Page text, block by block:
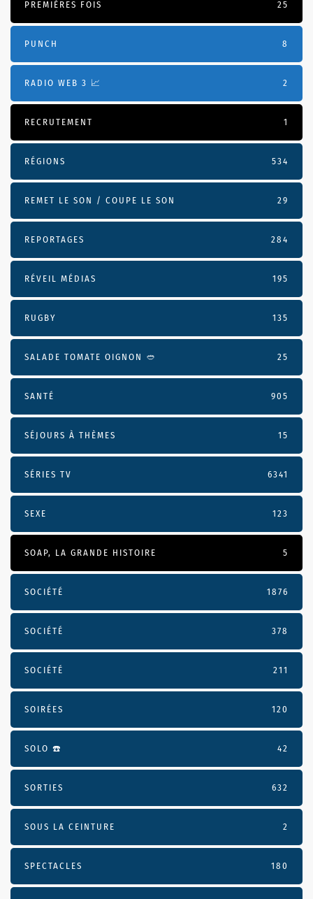
PREMIÈRES FOIS 25
PUNCH 8
RADIO WEB 3 📈 2
RECRUTEMENT 1
RÉGIONS 534
REMET LE SON / COUPE LE SON 29
REPORTAGES 284
RÉVEIL MÉDIAS 195
RUGBY 135
SALADE TOMATE OIGNON 🥙 25
SANTÉ 905
SÉJOURS À THÈMES 15
SÉRIES TV 6341
SEXE 123
SOAP, LA GRANDE HISTOIRE 5
SOCIÉTÉ 1876
SOCIÉTÉ 378
SOCIÉTÉ 211
SOIRÉES 120
SOLO ☎️ 42
SORTIES 632
SOUS LA CEINTURE 2
SPECTACLES 180